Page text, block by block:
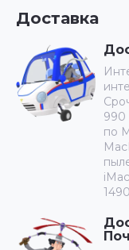
Доставка
990
по